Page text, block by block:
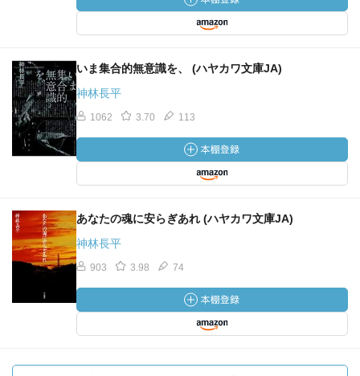
いま集合的無意識を、 (ハヤカワ文庫JA)
神林長平
1062 3.70 113
あなたの魂に安らぎあれ (ハヤカワ文庫JA)
神林長平
903 3.98 74